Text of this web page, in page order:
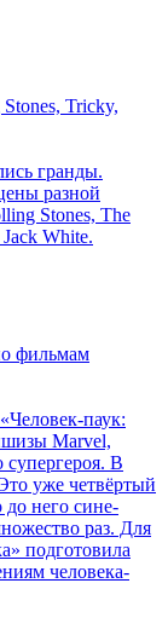
Tricky,
гранды.
разной
Stones, The
White.
фильмам
паук:
Marvel,
В
уже четвёртый
него сине-
раз. Для
подготовила
человека-